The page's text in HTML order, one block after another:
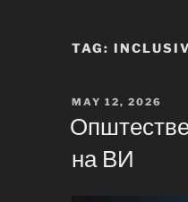
TAG:
POSTED
MAY 12, 2026
на ВИ